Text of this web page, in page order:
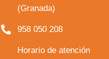
(Granada)
958 050 208
Horario de atención